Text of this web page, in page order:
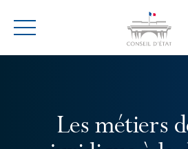
Menu
Les métiers